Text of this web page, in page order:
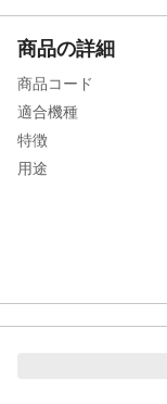
商品の詳細
商品コード
適合機種
特徴
用途